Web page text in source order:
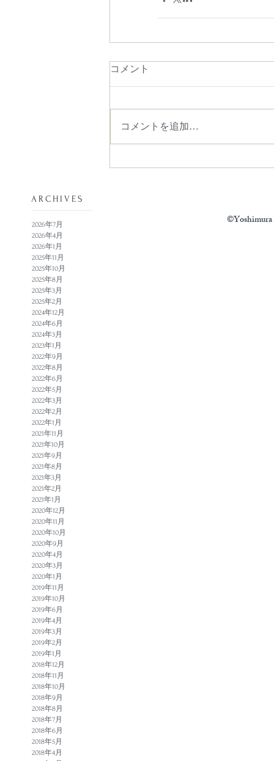
コメント
コメントを追加…
​ARCHIVES
2026年7月
2026年4月
2026年1月
2025年11月
2025年10月
2025年8月
2025年3月
2025年2月
2024年12月
2024年6月
2024年3月
2023年1月
2022年9月
2022年8月
2022年6月
2022年5月
2022年3月
2022年2月
2022年1月
2021年11月
2021年10月
2021年9月
2021年8月
2021年3月
2021年2月
2021年1月
2020年12月
2020年11月
2020年10月
2020年9月
2020年4月
2020年3月
2020年1月
2019年11月
2019年10月
2019年6月
2019年4月
2019年3月
2019年2月
2019年1月
2018年12月
2018年11月
2018年10月
2018年9月
2018年8月
2018年7月
2018年6月
2018年5月
2018年4月
©Yoshimura